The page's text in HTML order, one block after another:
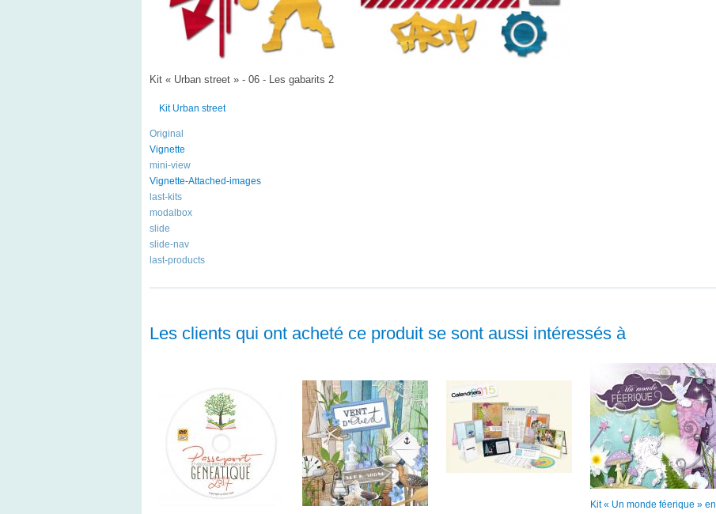
Kit « Urban street » - 06 - Les gabarits 2
Kit Urban street
Original
Vignette
mini-view
Vignette-Attached-images
last-kits
modalbox
slide
slide-nav
last-products
Les clients qui ont acheté ce produit se sont aussi intéressés à
Kit « Un monde féerique » en